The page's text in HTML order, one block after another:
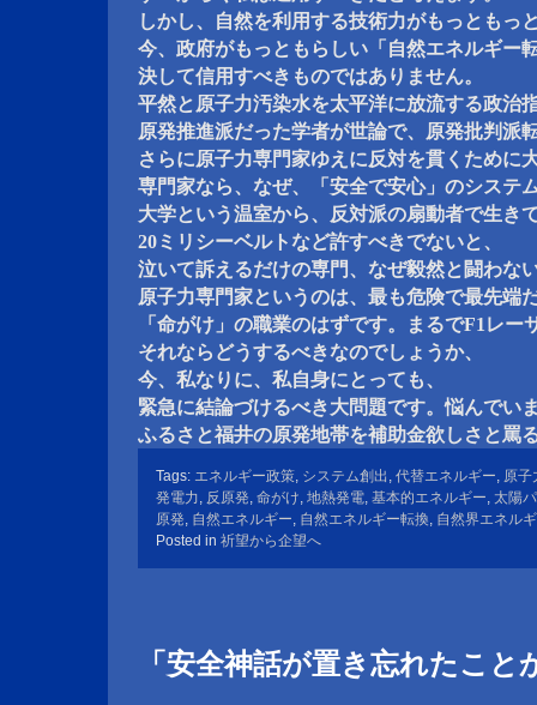
しかし、自然を利用する技術力がもっともっ
今、政府がもっともらしい「自然エネルギー
決して信用すべきものではありません。
平然と原子力汚染水を太平洋に放流する政治
原発推進派だった学者が世論で、原発批判派
さらに原子力専門家ゆえに反対を貫くために
専門家なら、なぜ、「安全で安心」のシステ
大学という温室から、反対派の扇動者で生き
20ミリシーベルトなど許すべきでないと、
泣いて訴えるだけの専門、なぜ毅然と闘わな
原子力専門家というのは、最も危険で最先端
「命がけ」の職業のはずです。まるでF1レー
それならどうするべきなのでしょうか、
今、私なりに、私自身にとっても、
緊急に結論づけるべき大問題です。悩んでい
ふるさと福井の原発地帯を補助金欲しさと罵
Tags: エネルギー政策, システム創出 , 代替エネルギー, 原子
発電力, 反原発, 命がけ, 地熱発電, 基本的エネルギー, 太陽
原発, 自然エネルギー, 自然エネルギー転換, 自然界エネル
Posted in 祈望から企望へ
「安全神話が置き忘れたこと